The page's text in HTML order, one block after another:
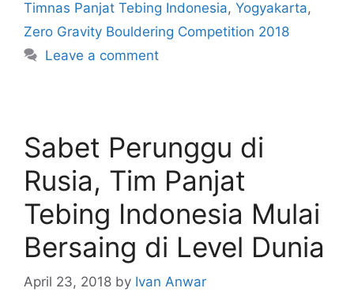
Timnas Panjat Tebing Indonesia, Yogyakarta,
Zero Gravity Bouldering Competition 2018
Leave a comment
Sabet Perunggu di
Rusia, Tim Panjat
Tebing Indonesia Mulai
Bersaing di Level Dunia
April 23, 2018 by Ivan Anwar